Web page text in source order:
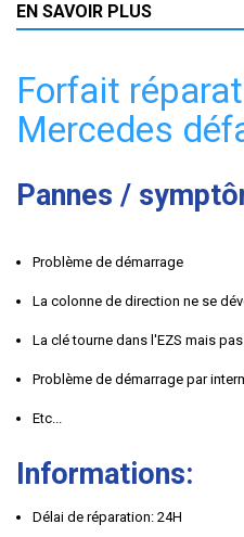
EN SAVOIR PLUS
Forfait
Mercedes
Pannes /
Problème de démarrage
La colonne de direction ne se
La clé tourne dans l'EZS mais
Problème de démarrage par
Etc...
Informations:
Délai de réparation: 24H